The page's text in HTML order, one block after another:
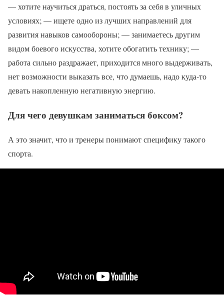
— хотите научиться драться, постоять за себя в уличных
условиях; — ищете одно из лучших направлений для
развития навыков самообороны; — занимаетесь другим
видом боевого искусства, хотите обогатить технику; —
работа сильно раздражает, приходится много выдерживать,
нет возможности выказать все, что думаешь, надо куда-то
девать накопленную негативную энергию.
Для чего девушкам заниматься боксом?
А это значит, что и тренеры понимают специфику такого
спорта.